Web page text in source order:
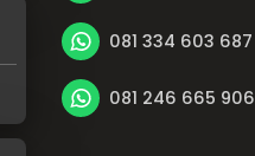
081 334 603 687
081 246 665 906